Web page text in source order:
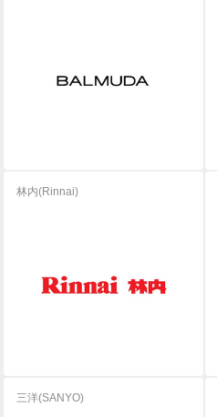
林内(Rinnai)
三洋(SANYO)